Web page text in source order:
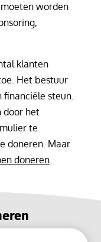
worden
klanten
Het bestuur
financiële steun.
door het
te
doneren. Maar
doneren.